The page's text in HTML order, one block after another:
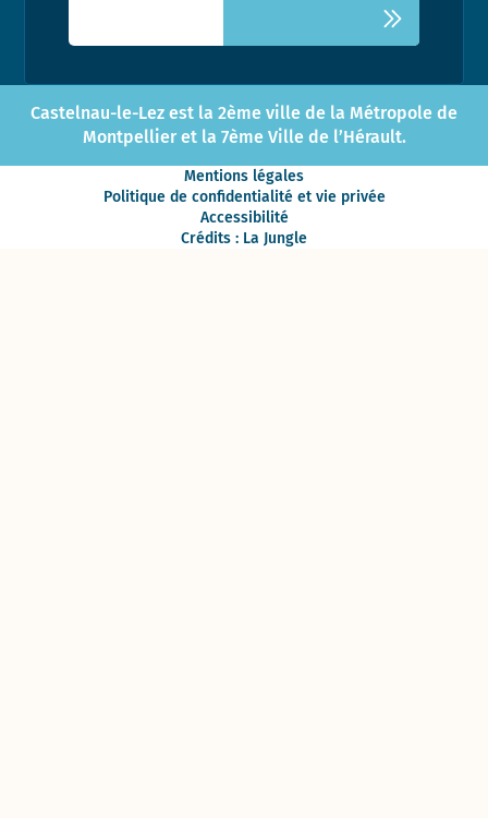
Castelnau-le-Lez est la 2ème ville de la Métropole de
Montpellier et la 7ème Ville de l’Hérault.
Mentions légales
Politique de confidentialité et vie privée
Accessibilité
Crédits : La Jungle